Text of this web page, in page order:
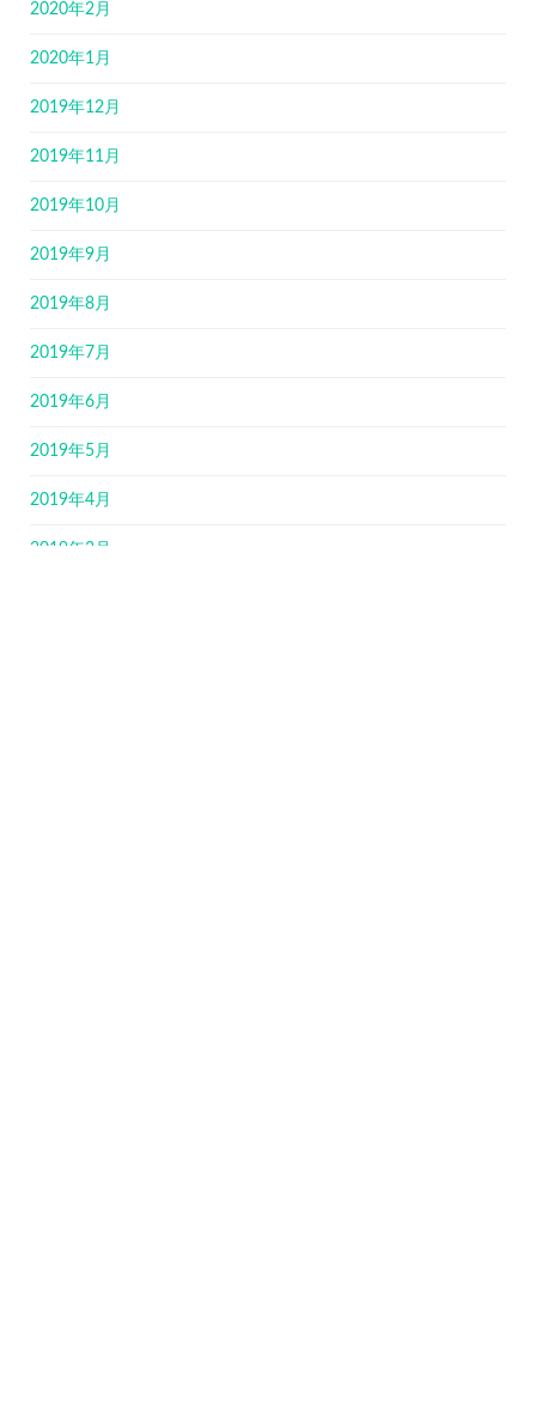
2020年2月
2020年1月
2019年12月
2019年11月
2019年10月
2019年9月
2019年8月
2019年7月
2019年6月
2019年5月
2019年4月
2019年3月